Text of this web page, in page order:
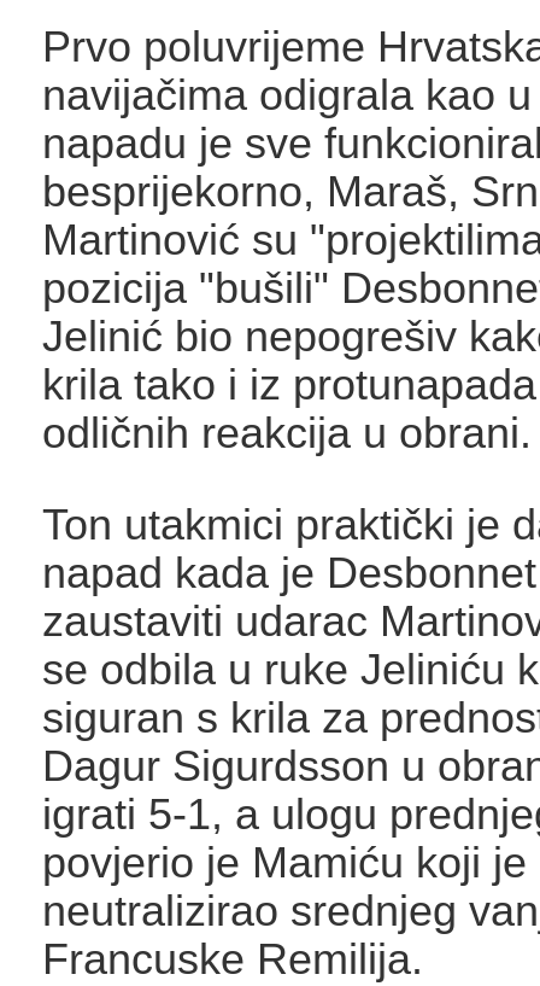
Prvo poluvrijeme
navijačima odigrala kao
napadu je sve
besprijekorno, Maraš,
Martinović su
pozicija "bušili"
Jelinić bio nepogrešiv
krila tako i iz
odličnih reakcija u obrani.
Ton utakmici praktički je
napad kada je
zaustaviti udarac
se odbila u ruke Jeliniću
siguran s krila za
Dagur Sigurdsson u
igrati 5-1, a ulogu
povjerio je Mamiću koji
neutralizirao srednjeg
Francuske Remilija.